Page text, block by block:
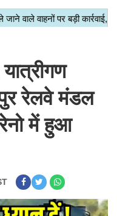
रेलवे मंडल
में हुआ